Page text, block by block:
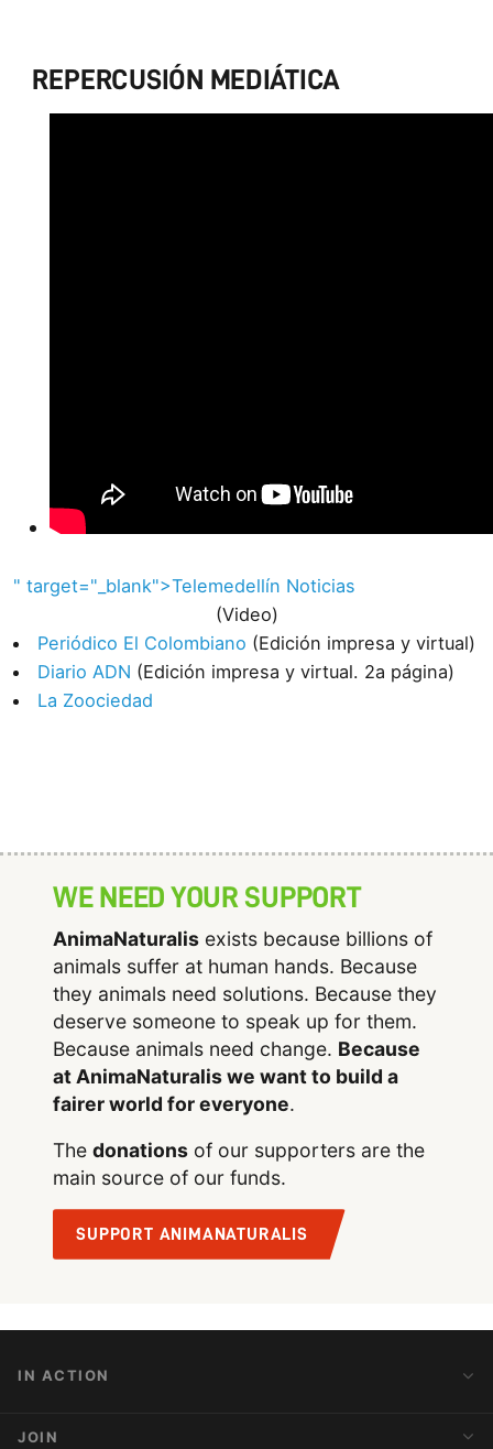
REPERCUSIÓN MEDIÁTICA
" target="_blank">Telemedellín Noticias
(Video)
Periódico El Colombiano (Edición impresa y virtual)
Diario ADN (Edición impresa y virtual. 2a página)
La Zoociedad
WE NEED YOUR SUPPORT
AnimaNaturalis exists because billions of
animals suffer at human hands. Because
they animals need solutions. Because they
deserve someone to speak up for them.
Because animals need change. Because
at AnimaNaturalis we want to build a
fairer world for everyone.
The donations of our supporters are the
main source of our funds.
SUPPORT ANIMANATURALIS
IN ACTION
Action Alerts
JOIN